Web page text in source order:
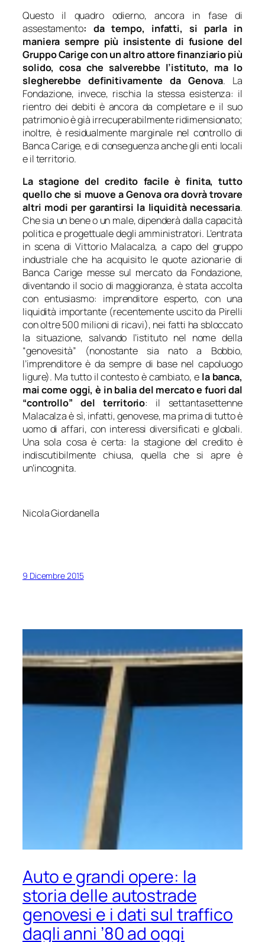
Questo il quadro odierno, ancora in fase di
assestamento: da tempo, infatti, si parla in
maniera sempre più insistente di fusione del
Gruppo Carige con un altro attore finanziario più
solido, cosa che salverebbe l’istituto, ma lo
slegherebbe definitivamente da Genova. La
Fondazione, invece, rischia la stessa esistenza: il
rientro dei debiti è ancora da completare e il suo
patrimonio è già irrecuperabilmente ridimensionato;
inoltre, è residualmente marginale nel controllo di
Banca Carige, e di conseguenza anche gli enti locali
e il territorio.
La stagione del credito facile è finita, tutto
quello che si muove a Genova ora dovrà trovare
altri modi per garantirsi la liquidità necessaria.
Che sia un bene o un male, dipenderà dalla capacità
politica e progettuale degli amministratori. L’entrata
in scena di Vittorio Malacalza, a capo del gruppo
industriale che ha acquisito le quote azionarie di
Banca Carige messe sul mercato da Fondazione,
diventando il socio di maggioranza, è stata accolta
con entusiasmo: imprenditore esperto, con una
liquidità importante (recentemente uscito da Pirelli
con oltre 500 milioni di ricavi), nei fatti ha sbloccato
la situazione, salvando l’istituto nel nome della
“genovesità” (nonostante sia nato a Bobbio,
l’imprenditore è da sempre di base nel capoluogo
ligure). Ma tutto il contesto è cambiato, e la banca,
mai come oggi, è in balia del mercato e fuori dal
“controllo” del territorio: il settantasettenne
Malacalza è sì, infatti, genovese, ma prima di tutto è
uomo di affari, con interessi diversificati e globali.
Una sola cosa è certa: la stagione del credito è
indiscutibilmente chiusa, quella che si apre è
un’incognita.
Nicola Giordanella
9 Dicembre 2015
Auto e grandi opere: la
storia delle autostrade
genovesi e i dati sul traffico
dagli anni ’80 ad oggi